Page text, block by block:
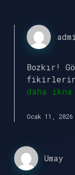
Bozkır!
fikirlerini
daha
Ocak 11, 2026
Umay